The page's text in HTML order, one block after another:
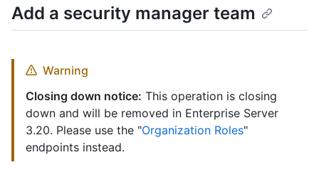
Add a security manager team
Warning
Closing down notice: This operation is closing
down and will be removed in Enterprise Server
3.20. Please use the "Organization Roles"
endpoints instead.